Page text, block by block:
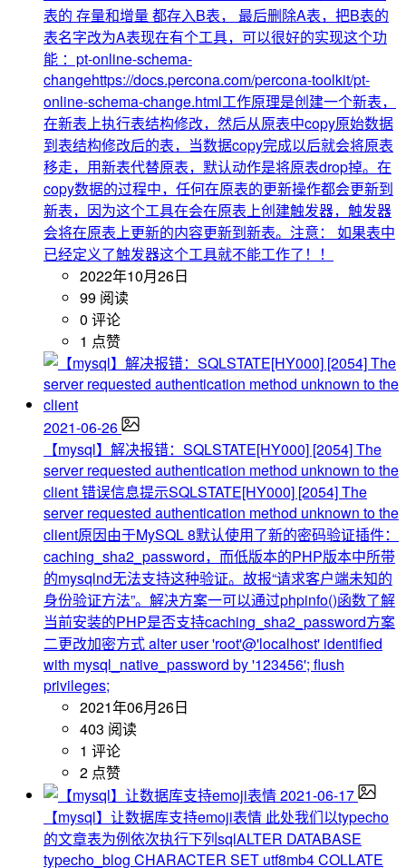
表的 存量和增量 都存入B表， 最后删除A表，把B表的
表名字改为A表现在有个工具，可以很好的实现这个功
能 ：pt-online-schema-
changehttps://docs.percona.com/percona-toolkit/pt-
online-schema-change.html工作原理是创建一个新表，
在新表上执行表结构修改，然后从原表中copy原始数据
到表结构修改后的表，当数据copy完成以后就会将原表
移走，用新表代替原表，默认动作是将原表drop掉。在
copy数据的过程中，任何在原表的更新操作都会更新到
新表，因为这个工具在会在原表上创建触发器，触发器
会将在原表上更新的内容更新到新表。注意： 如果表中
已经定义了触发器这个工具就不能工作了！！
2022年10月26日
99 阅读
0 评论
1 点赞
2021-06-26
【mysql】解决报错：SQLSTATE[HY000] [2054] The
server requested authentication method unknown to the
client错误信息提示SQLSTATE[HY000] [2054] The
server requested authentication method unknown to the
client原因由于MySQL 8默认使用了新的密码验证插件：
caching_sha2_password，而低版本的PHP版本中所带
的mysqlnd无法支持这种验证。故报“请求客户端未知的
身份验证方法”。解决方案一可以通过phpinfo()函数了解
当前安装的PHP是否支持caching_sha2_password方案
二更改加密方式 alter user 'root'@'localhost' identified
with mysql_native_password by '123456'; flush
privileges;
2021年06月26日
403 阅读
1 评论
2 点赞
2021-06-17
【mysql】让数据库支持emoji表情 此处我们以typecho
的文章表为例依次执行下列sqlALTER DATABASE
typecho_blog CHARACTER SET utf8mb4 COLLATE